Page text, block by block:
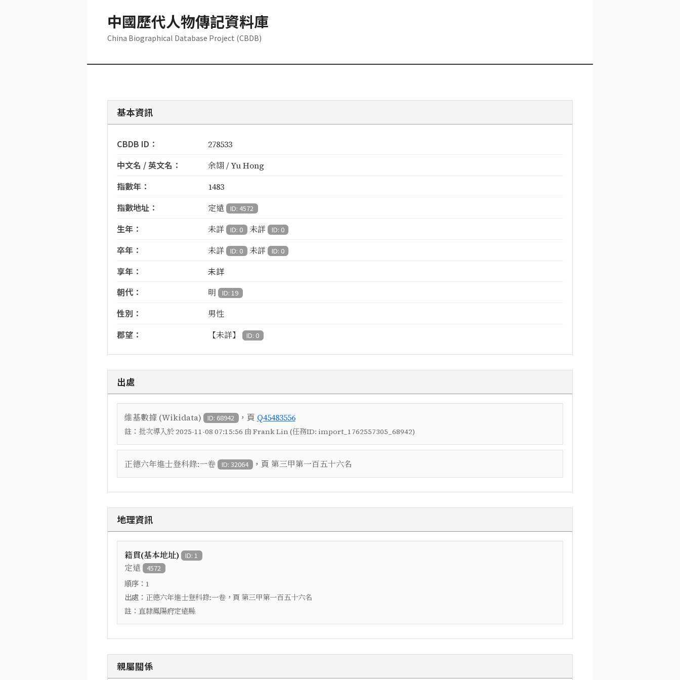
中國歷代人物傳記資料庫
China Biographical Database Project (CBDB)
基本資訊
CBDB ID： 278533
中文名 / 英文名： 余翃 / Yu Hong
指數年： 1483
指數地址： 定遠 ID: 4572
生年： 未詳 ID: 0 未詳 ID: 0
卒年： 未詳 ID: 0 未詳 ID: 0
享年：
未詳
朝代：
明 ID: 19
性別： 男性
郡望： 【未詳】 ID: 0
出處
維基數據 (Wikidata) ID: 68942 ，頁 Q45483556
註： 批次導入於 2025-11-08 07:15:56 由 Frank Lin (任務ID: import_1762557305_68942)
正德六年進士登科錄:一卷 ID: 32064 ，頁 第三甲第一百五十六名
地理資訊
籍貫(基本地址) ID: 1
定遠 4572
順序： 1
出處： 正德六年進士登科錄:一卷 ，頁 第三甲第一百五十六名
註： 直隸鳳陽府定遠縣
親屬關係